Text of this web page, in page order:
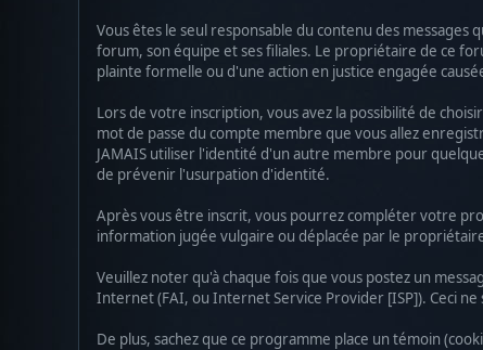
Vous êtes le seul responsable du contenu des
forum, son équipe et ses filiales. Le propriétaire de ce
plainte formelle ou d'une action en justice engagée
Lors de votre inscription, vous avez la possibilité de
mot de passe du compte membre que vous allez
JAMAIS utiliser l'identité d'un autre membre pour
de prévenir l'usurpation d'identité.
Après vous être inscrit, vous pourrez compléter votre
information jugée vulgaire ou déplacée par le
Veuillez noter qu'à chaque fois que vous postez un
Internet (FAI, ou Internet Service Provider [ISP]). Ceci
De plus, sachez que ce programme place un témoin